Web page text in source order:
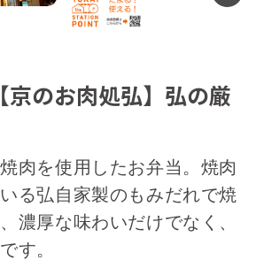
のお肉処弘】弘の厳
肉を使用したお弁当。焼肉
る弘自家製のもみだれで焼
濃厚な味わいだけでなく、
す。